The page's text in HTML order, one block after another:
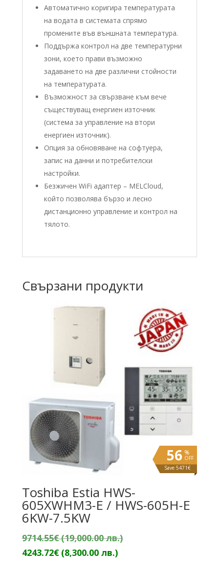
Автоматично коригира температурата
на водата в системата спрямо
промените във външната температура.
Поддържа контрол на две температурни
зони, което прави възможно
задаването на две различни стойности
на температурата.
Възможност за свързване към вече
съществуващ енергиен източник
(система за управление на втори
енергиен източник).
Опция за обновяване на софтуера,
запис на данни и потребителски
настройки.
Безжичен WiFi адаптер – MELCloud,
който позволява бързо и лесно
дистанционно управление и контрол на
тялото.
Свързани продукти
%
OFF
56
Save 5471€
Toshiba Estia HWS-
605XWHM3-E / HWS-605H-E
6KW-7.5KW
9714.55€(19,000.00 лв.)Original
4243.72€ (8,300.00 лв.)Текущата